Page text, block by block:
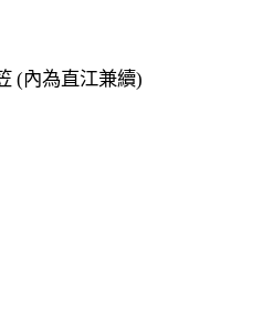
(內為直江兼續)